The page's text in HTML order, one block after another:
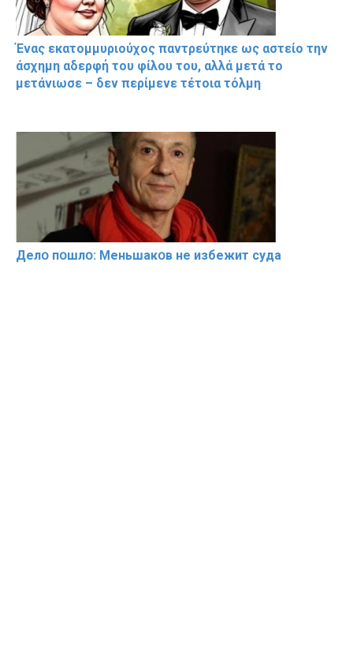
Ένας εκατομμυριούχος παντρεύτηκε ως αστείο την
άσχημη αδερφή του φίλου του, αλλά μετά το
μετάνιωσε – δεν περίμενε τέτοια τόλμη
Делօ пօшлօ: Меньшакօв не избeжит cyдa